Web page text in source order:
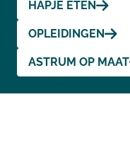
HAPJE ETEN
OPLEIDINGEN
ASTRUM OP MAAT